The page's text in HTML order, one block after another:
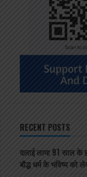
RECENT POSTS
दलाई लामा 91 साल के
बौद्ध धर्म के भविष्य